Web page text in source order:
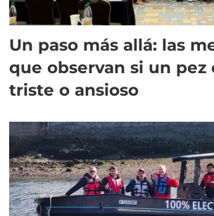
Un paso más allá: las
que observan si un pez
triste o ansioso